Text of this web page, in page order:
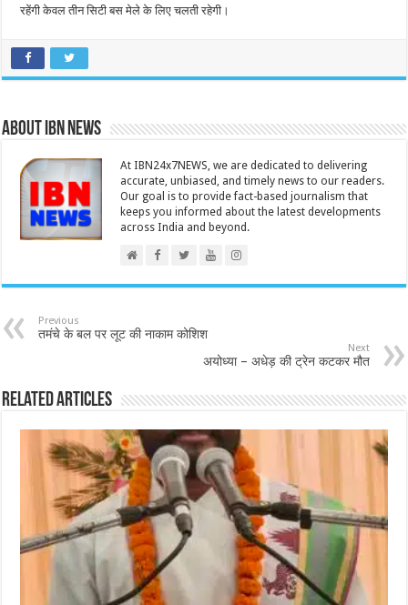
रहेंगी केवल तीन सिटी बस मेले के लिए चलती रहेगी।
About IBN NEWS
At IBN24x7NEWS, we are dedicated to delivering
accurate, unbiased, and timely news to our readers.
Our goal is to provide fact-based journalism that
keeps you informed about the latest developments
across India and beyond.
Previous
तमंचे के बल पर लूट की नाकाम कोशिश
Next
अयोध्या – अधेड़ की ट्रेन कटकर मौत
Related Articles